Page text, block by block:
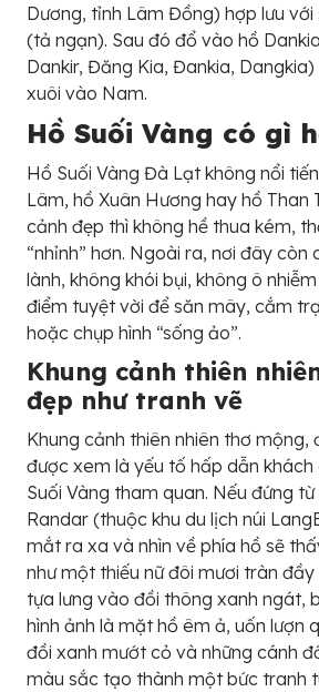
Dương, tỉnh Lâm Đồng) hợp lưu với
(tả ngạn). Sau đó đổ vào hồ
Dankir, Đăng Kia, Đankia,
xuôi vào Nam.
Hồ Suối Vàng có gì
Hồ Suối Vàng Đà Lạt không nổi
Lâm, hồ Xuân Hương hay hồ Than
cảnh đẹp thì không hề thua kém,
“nhỉnh” hơn. Ngoài ra, nơi đây còn
lành, không khói bụi, không ô
điểm tuyệt vời để săn mây, cắm
hoặc chụp hình “sống ảo”.
Khung cảnh thiên
đẹp như tranh vẽ
Khung cảnh thiên nhiên thơ mộng,
được xem là yếu tố hấp dẫn khách
Suối Vàng tham quan. Nếu đứng
Randar (thuộc khu du lịch núi
mắt ra xa và nhìn về phía hồ sẽ
như một thiếu nữ đôi mươi tràn
tựa lưng vào đồi thông xanh ngát,
hình ảnh là mặt hồ êm ả, uốn lượn
đồi xanh mướt cỏ và những cánh
màu sắc tạo thành một bức tranh